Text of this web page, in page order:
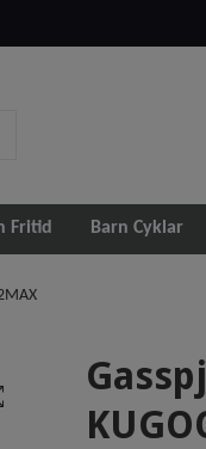
Fritid Barn Cyklar